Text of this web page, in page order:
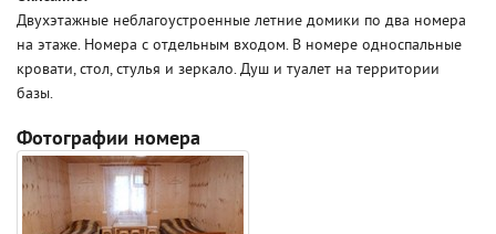
Двухэтажные неблагоустроенные летние домики по два номера
на этаже. Номера с отдельным входом. В номере односпальные
кровати, стол, стулья и зеркало. Душ и туалет на территории
базы.
Фотографии номера